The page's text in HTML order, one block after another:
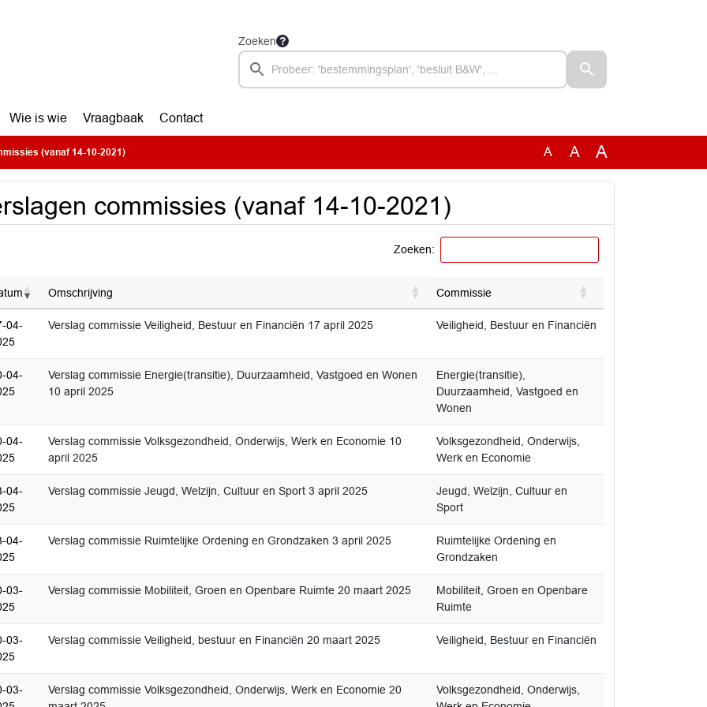
Zoeken
Wie is wie Vraagbaak Contact
(vanaf 14-10-2021) A A A
commissies (vanaf 14-10-2021)
Zoeken:
Omschrijving Commissie
04-
Verslag commissie Veiligheid, Bestuur en Financiën 17 april 2025 Veiligheid, Bestuur en Financiën
04-
Verslag commissie Energie(transitie), Duurzaamheid, Vastgoed en Wonen
10 april 2025
Energie(transitie),
Duurzaamheid, Vastgoed en
Wonen
04-
Verslag commissie Volksgezondheid, Onderwijs, Werk en Economie 10
april 2025
Volksgezondheid, Onderwijs,
Werk en Economie
04-
Verslag commissie Jeugd, Welzijn, Cultuur en Sport 3 april 2025
Jeugd, Welzijn, Cultuur en
Sport
04-
Verslag commissie Ruimtelijke Ordening en Grondzaken 3 april 2025
Ruimtelijke Ordening en
Grondzaken
03-
Verslag commissie Mobiliteit, Groen en Openbare Ruimte 20 maart 2025
Mobiliteit, Groen en Openbare
Ruimte
03-
Verslag commissie Veiligheid, bestuur en Financiën 20 maart 2025 Veiligheid, Bestuur en Financiën
03-
Verslag commissie Volksgezondheid, Onderwijs, Werk en Economie 20
Volksgezondheid, Onderwijs,